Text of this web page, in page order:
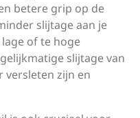
betere grip op de
slijtage aan je
of te hoge
slijtage van
versleten zijn en